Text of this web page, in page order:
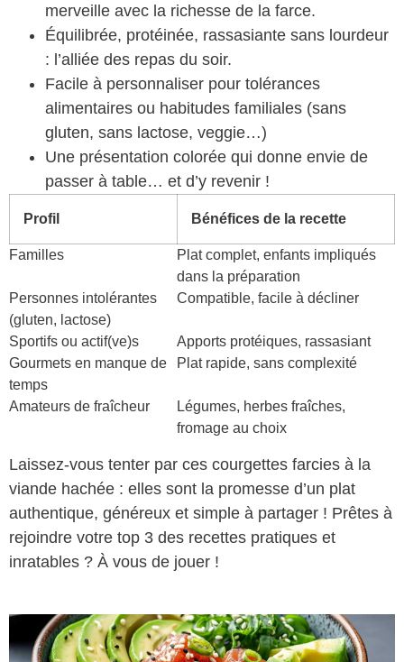
merveille avec la richesse de la farce.
Équilibrée, protéinée, rassasiante sans lourdeur
: l’alliée des repas du soir.
Facile à personnaliser pour tolérances
alimentaires ou habitudes familiales (sans
gluten, sans lactose, veggie…)
Une présentation colorée qui donne envie de
passer à table… et d’y revenir !
Profil Bénéfices de la recette
Familles
Plat complet, enfants impliqués
dans la préparation
Personnes intolérantes
(gluten, lactose)
Compatible, facile à décliner
Sportifs ou actif(ve)s
Apports protéiques, rassasiant
Gourmets en manque de
temps
Plat rapide, sans complexité
Amateurs de fraîcheur
Légumes, herbes fraîches,
fromage au choix
Laissez-vous tenter par ces courgettes farcies à la
viande hachée : elles sont la promesse d’un plat
authentique, généreux et simple à partager ! Prêtes à
rejoindre votre top 3 des recettes pratiques et
inratables ? À vous de jouer !